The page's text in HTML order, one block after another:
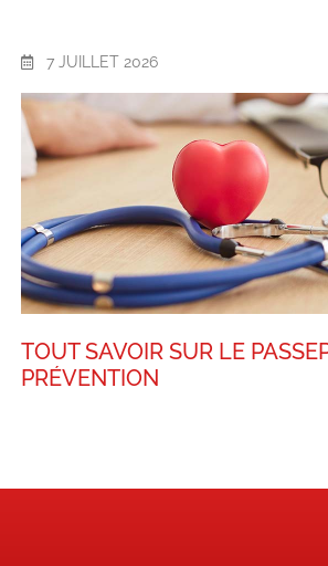
7 JUILLET 2026
TOUT SAVOIR SUR LE
PRÉVENTION